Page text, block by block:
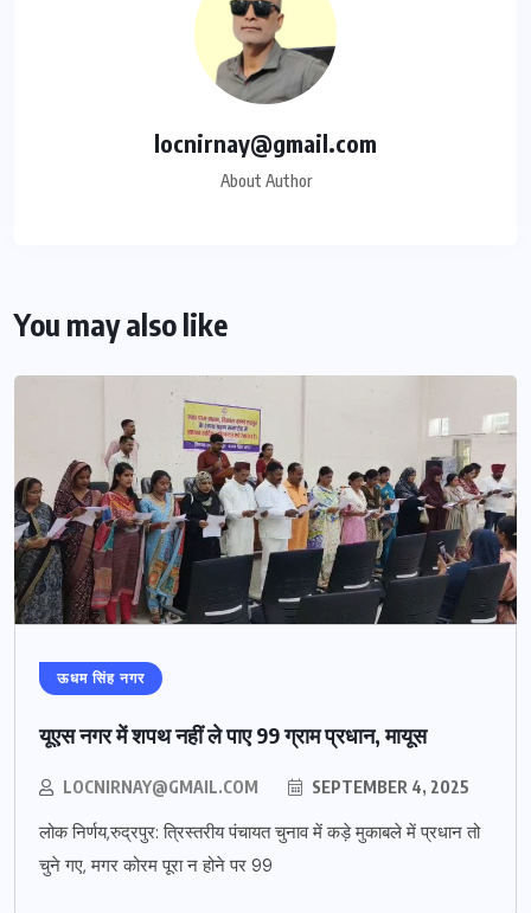
locnirnay@gmail.com
About Author
You may also like
ऊधम सिंह नगर
यूएस नगर में शपथ नहीं ले पाए 99 ग्राम प्रधान, मायूस
LOCNIRNAY@GMAIL.COM SEPTEMBER 4, 2025
लोक निर्णय,रुद्रपुर: त्रिस्तरीय पंचायत चुनाव में कड़े मुकाबले में प्रधान तो
चुने गए, मगर कोरम पूरा न होने पर 99